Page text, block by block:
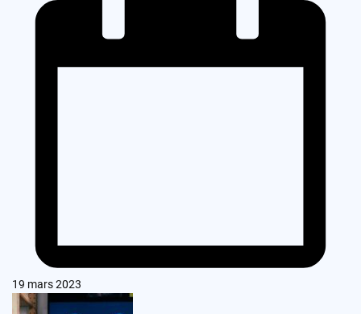
19 mars 2023